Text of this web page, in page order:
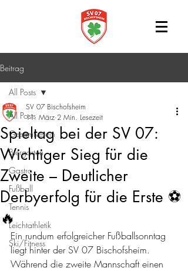
Beitrag
All Posts
Gesamtverein
Biergarten
Gastro
Fußball
Tennis
Leichtathletik
Ski/Fitness
All Posts
Spieltag bei der SV 07:
Wichtiger Sieg für die
Zweite – Deutlicher
Derbyerfolg für die Erste ⚽
🔥
SV 07 Bischofsheim
11. März 2 Min. Lesezeit
Ein rundum erfolgreicher Fußballsonntag
liegt hinter der SV 07 Bischofsheim.
Während die zweite Mannschaft einen